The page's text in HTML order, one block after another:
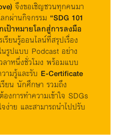
จึงขอเชิญชวนทุกคนมา
กผ่านกิจกรรม “SDG 101
เป้าหมายโลกสู่การลงมือ
รียนรู้ออนไลน์ที่สรุปเรื่อง
นรูปแบบ Podcast อย่าง
ลาหนึ่งชั่วโมง พร้อมแบบ
ามรู้และรับ E-Certificate
รียน นักศึกษา รวมถึง
งการทำความเข้าใจ SDGs
จง่าย และสามารถนำไปปรับ